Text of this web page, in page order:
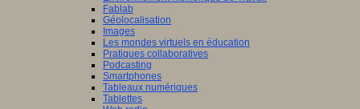
Fablab
Géolocalisation
Images
Les mondes virtuels en éducation
Pratiques collaboratives
Podcasting
Smartphones
Tableaux numériques
Tablettes